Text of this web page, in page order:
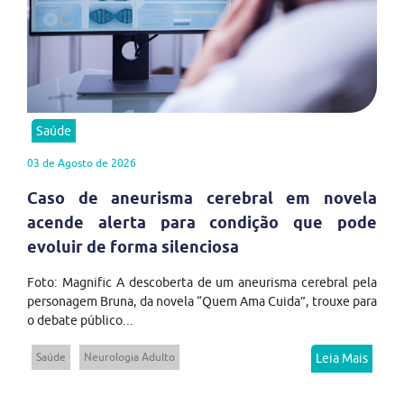
Saúde
03 de Agosto de 2026
Caso de aneurisma cerebral em novela
acende alerta para condição que pode
evoluir de forma silenciosa
Foto: Magnific A descoberta de um aneurisma cerebral pela
personagem Bruna, da novela “Quem Ama Cuida”, trouxe para
o debate público...
Saúde Neurologia Adulto Leia Mais